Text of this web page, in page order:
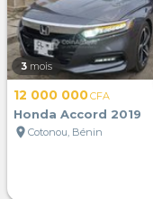
3 mois
12 000 000CFA
Honda Accord 2019
location_on Cotonou, Bénin